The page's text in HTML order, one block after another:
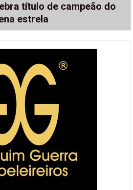
título de campeão do
estrela